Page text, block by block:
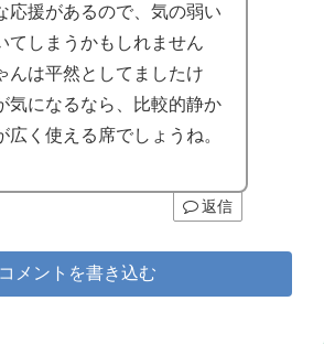
応援があるので、気の弱い
てしまうかもしれません
んは平然としてましたけ
気になるなら、比較的静か
広く使える席でしょうね。
返信
コメントを書き込む